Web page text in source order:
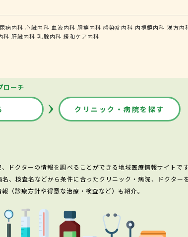
病内科 心臓内科 血液内科 腫瘍内科 感染症内科 内視鏡内科 漢方内
科 肝臓内科 乳腺内科 緩和ケア内科
ローチ
クリニック・病院を探す
ドクターの情報を調べることができる地域医療情報サイトです
検査名などから条件に合ったクリニック・病院、ドクター
（診療方針や得意な治療・検査など）も紹介。